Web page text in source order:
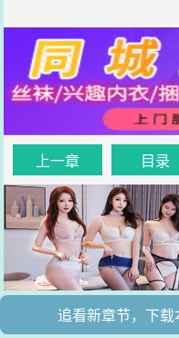
上一章 目录
追看新章节，下